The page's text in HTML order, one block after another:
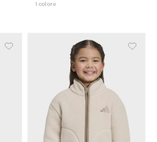
1 colore